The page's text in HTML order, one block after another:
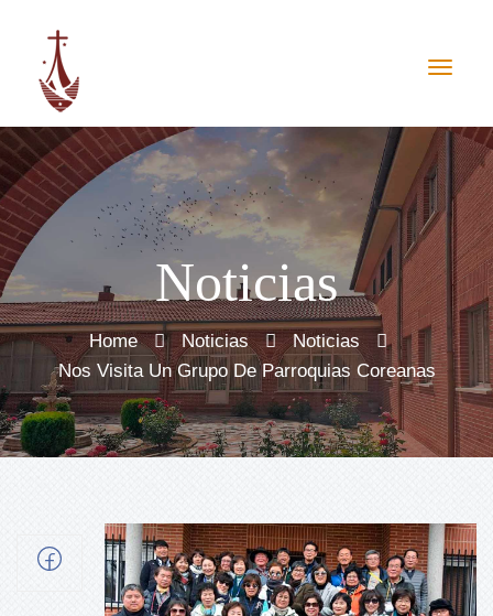
Noticias
Home Noticias
Noticias
Nos Visita Un Grupo De Parroquias Coreanas